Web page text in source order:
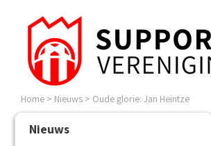
Home > Nieuws > Oude glorie: Jan Heintze
Nieuws